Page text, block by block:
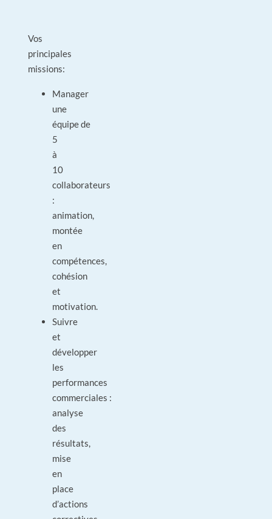
Vos
principales
missions:
Manager
une
équipe de
5
à
10
collaborateurs
:
animation,
montée
en
compétences,
cohésion
et
motivation.
Suivre
et
développer
les
performances
commerciales :
analyse
des
résultats,
mise
en
place
d’actions